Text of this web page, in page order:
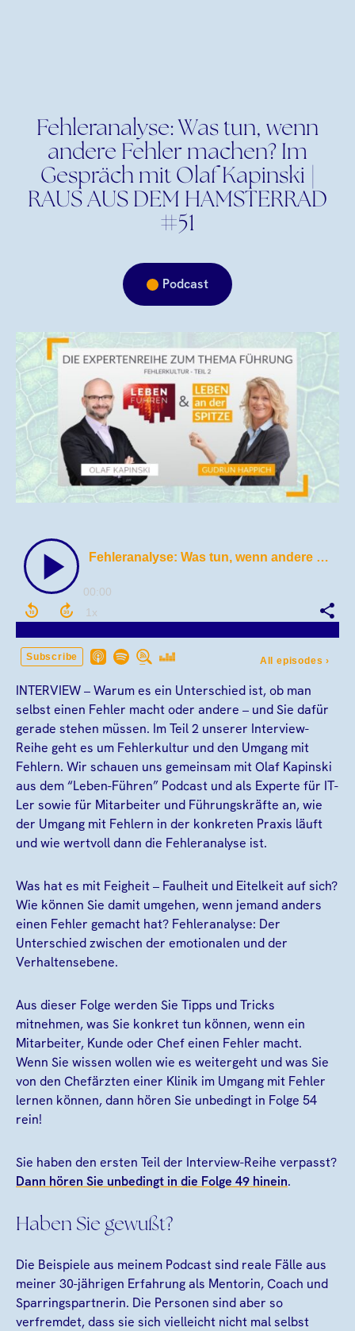
Fehleranalyse: Was tun, wenn
andere Fehler machen? Im
Gespräch mit Olaf Kapinski |
RAUS AUS DEM HAMSTERRAD
#51
Podcast
INTERVIEW – Warum es ein Unterschied ist, ob man
selbst einen Fehler macht oder andere – und Sie dafür
gerade stehen müssen. Im Teil 2 unserer Interview-
Reihe geht es um Fehlerkultur und den Umgang mit
Fehlern. Wir schauen uns gemeinsam mit Olaf Kapinski
aus dem “Leben-Führen” Podcast und als Experte für IT-
Ler sowie für Mitarbeiter und Führungskräfte an, wie
der Umgang mit Fehlern in der konkreten Praxis läuft
und wie wertvoll dann die Fehleranalyse ist.
Was hat es mit Feigheit – Faulheit und Eitelkeit auf sich?
Wie können Sie damit umgehen, wenn jemand anders
einen Fehler gemacht hat? Fehleranalyse: Der
Unterschied zwischen der emotionalen und der
Verhaltensebene.
Aus dieser Folge werden Sie Tipps und Tricks
mitnehmen, was Sie konkret tun können, wenn ein
Mitarbeiter, Kunde oder Chef einen Fehler macht.
Wenn Sie wissen wollen wie es weitergeht und was Sie
von den Chefärzten einer Klinik im Umgang mit Fehler
lernen können, dann hören Sie unbedingt in Folge 54
rein!
Sie haben den ersten Teil der Interview-Reihe verpasst?
Dann hören Sie unbedingt in die Folge 49 hinein.
Haben Sie gewußt?
Die Beispiele aus meinem Podcast sind reale Fälle aus
meiner 30-jährigen Erfahrung als Mentorin, Coach und
Sparringspartnerin. Die Personen sind aber so
verfremdet, dass sie sich vielleicht nicht mal selbst